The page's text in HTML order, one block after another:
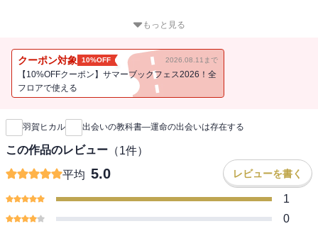
この世に生まれてきた意味ってなんだろう・・・
あなたもふと感じたことがありませんか?
占い師として、1万人以上の方の相談を受けてきた著者は
この問いにこう答えています。
この世に生まれてきた理由。
それは、「出会う」ため、だと。
運命の出会い、そんな出会いを心のどこかでいつも追い求めてき
た・・・
でも、どうすれば・・・?
もっと見る
クーポン対象 10%OFF 2026.08.11まで
【10%OFFクーポン】サマーブックフェス2026！全
フロアで使える
新刊通知
羽賀ヒカル 出会いの教科書―運命の出会いは存在する
この作品のレビュー （1件）
平均 5.0 レビューを書く
1
0